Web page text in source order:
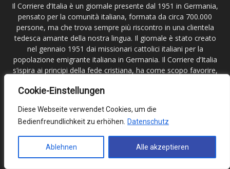
Cookie-Einstellungen
Diese Webseite verwendet Cookies, um die
Bedienfreundlichkeit zu erhöhen.
Datenschutz
Ablehnen Alle akzeptieren
Il Corriere d’Italia è un giornale presente dal 1951 in Germania,
pensato per la comunità italiana, formata da circa 700.000
persone, ma che trova sempre più riscontro in una clientela
tedesca amante della nostra lingua. Il giornale è stato creato
nel gennaio 1951 dai missionari cattolici italiani per la
popolazione emigrante italiana in Germania. Il Corriere d’Italia
s’ispira ai principi della fede cristiana, ha come scopo favorire,
politica e religiosa dei cittadini che vivono in Germania,
paese d’accoglienza e del mondo. In prospettiva, il Corriere
d'Italia si struttura come laboratorio del dibattito interculturale.
Il Corriere d'Italia è un giornale del presente e del futuro, con
forti radici nel passato. Le radici affondano infatti nella storia
degli italiani in Germania, la cui vicenda migratoria il Corriere